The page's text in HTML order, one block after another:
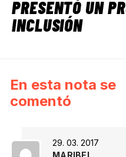
PRESENTÓ UN
INCLUSIÓN
En esta nota se
comentó
29. 03. 2017